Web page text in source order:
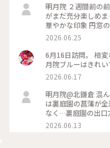
明月院 ２週間前の前回と比べるとだいぶ褪せてきていました
がまだ充分楽しめ
華やかな印象 円窓
庭園の菖蒲の復活を
2026.06.25
6月16日訪問。 相
月院ブルーはきれい
2026.06.17
明月院@北鎌倉 混んでるとわかってても行きますよねー 今年
は裏庭園の菖蒲が
なく…裏庭園の出口
飾のあじさいがと
すよねー(ﾜｶﾙｰ) 写
2026.06.13